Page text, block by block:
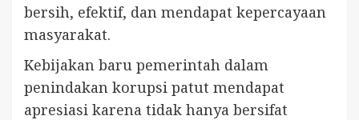
bersih, efektif, dan mendapat kepercayaan
masyarakat.
Kebijakan baru pemerintah dalam
penindakan korupsi patut mendapat
apresiasi karena tidak hanya bersifat